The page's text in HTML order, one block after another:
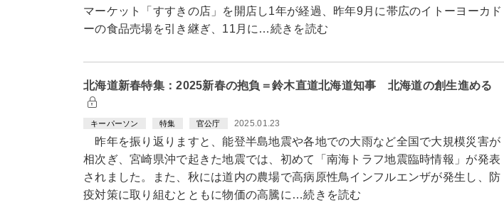
マーケット「すすきの店」を開店し1年が経過、昨年9月に帯広のイトーヨーカド
ーの食品売場を引き継ぎ、11月に…続きを読む
北海道新春特集：2025新春の抱負＝鈴木直道北海道知事 北海道の創生進める
キーパーソン 特集 官公庁 2025.01.23
昨年を振り返りますと、能登半島地震や各地での大雨など全国で大規模災害が
相次ぎ、宮崎県沖で起きた地震では、初めて「南海トラフ地震臨時情報」が発表
されました。また、秋には道内の農場で高病原性鳥インフルエンザが発生し、防
疫対策に取り組むとともに物価の高騰に…続きを読む